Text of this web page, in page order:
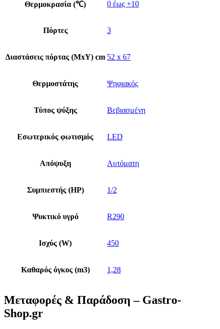
Θερμοκρασία (℃) 0 έως +10
Πόρτες 3
Διαστάσεις πόρτας (ΜxΥ) cm 52 x 67
Θερμοστάτης Ψηφιακός
Τύπος ψύξης Βεβιασμένη
Εσωτερικός φωτισμός LED
Απόψυξη Αυτόματη
Συμπιεστής (HP) 1/2
Ψυκτικό υγρό R290
Ισχύς (W) 450
Καθαρός όγκος (m3) 1,28
Μεταφορές & Παράδοση – Gastro-
Shop.gr